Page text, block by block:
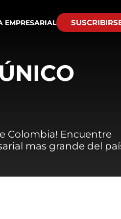
EMPRESARIAL
Colombia! Encuentre
mas grande del